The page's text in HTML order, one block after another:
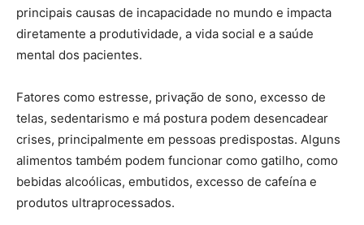
principais causas de incapacidade no mundo e impacta
diretamente a produtividade, a vida social e a saúde
mental dos pacientes.
Fatores como estresse, privação de sono, excesso de
telas, sedentarismo e má postura podem desencadear
crises, principalmente em pessoas predispostas. Alguns
alimentos também podem funcionar como gatilho, como
bebidas alcoólicas, embutidos, excesso de cafeína e
produtos ultraprocessados.